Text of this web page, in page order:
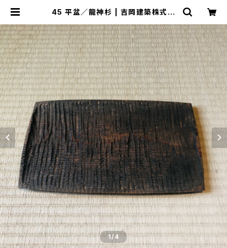
45 平盆／龍神杉 | 吉岡建築株式会
1/4